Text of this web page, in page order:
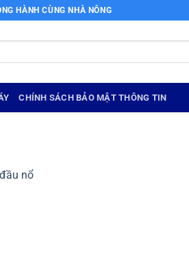
HÀNH CÙNG NHÀ NÔNG
CHÍNH SÁCH BẢO MẬT THÔNG TIN
nổ